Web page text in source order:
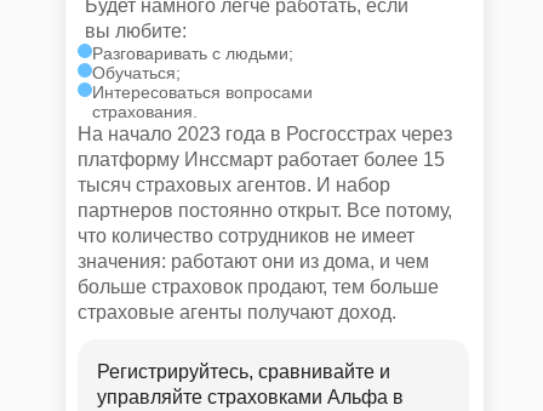
Будет намного легче работать, если
вы любите:
Разговаривать с людьми;
Обучаться;
Интересоваться вопросами
страхования.
На начало 2023 года в Росгосстрах через
платформу Инссмарт работает более 15
тысяч страховых агентов. И набор
партнеров постоянно открыт. Все потому,
что количество сотрудников не имеет
значения: работают они из дома, и чем
больше страховок продают, тем больше
страховые агенты получают доход.
Регистрируйтесь, сравнивайте и
управляйте страховками Альфа в